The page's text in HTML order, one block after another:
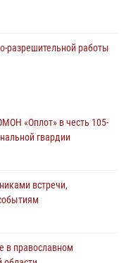
разрешительной работы
акции «Каникулы
мероприятия,
генерала армии
«Оплот» в честь 105-
гвардии
встречи,
в православном